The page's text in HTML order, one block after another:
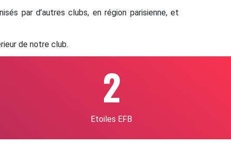
par d’autres clubs, en région parisienne, et
de notre club.
2
Etoiles EFB